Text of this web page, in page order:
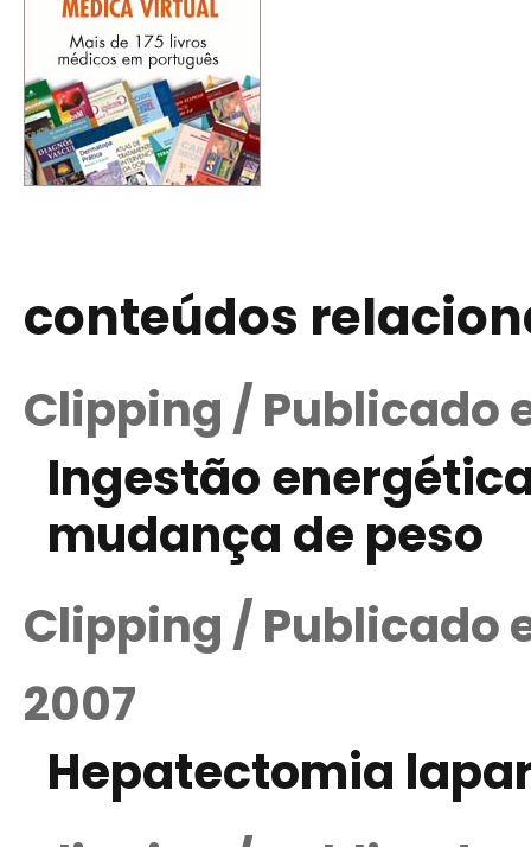
conteúdos
Clipping / Publicado
Ingestão
mudança de peso
Clipping / Publicado
2007
Hepatectomia